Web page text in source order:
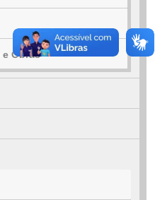
Obras